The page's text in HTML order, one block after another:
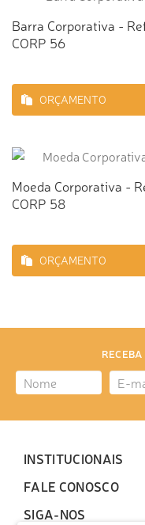
Barra Corporativa -
CORP 56
ORÇAMENTO
Moeda Corporativa -
CORP 58
ORÇAMENTO
INSTITUCIONAIS
FALE CONOSCO
SIGA-NOS